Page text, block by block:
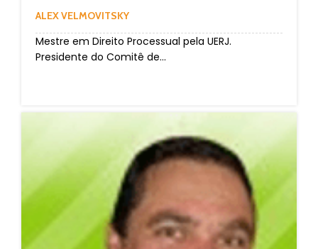
ALEX VELMOVITSKY
Mestre em Direito Processual pela UERJ.
Presidente do Comitê de...